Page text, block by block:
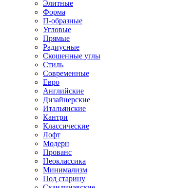
Элитные
Форма
П-образные
Угловые
Прямые
Радиусные
Скошенные углы
Стиль
Современные
Евро
Английские
Дизайнерские
Итальянские
Кантри
Классические
Лофт
Модерн
Прованс
Неоклассика
Минимализм
Под старину